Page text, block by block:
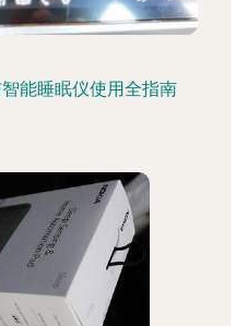
能睡眠仪使用全指南